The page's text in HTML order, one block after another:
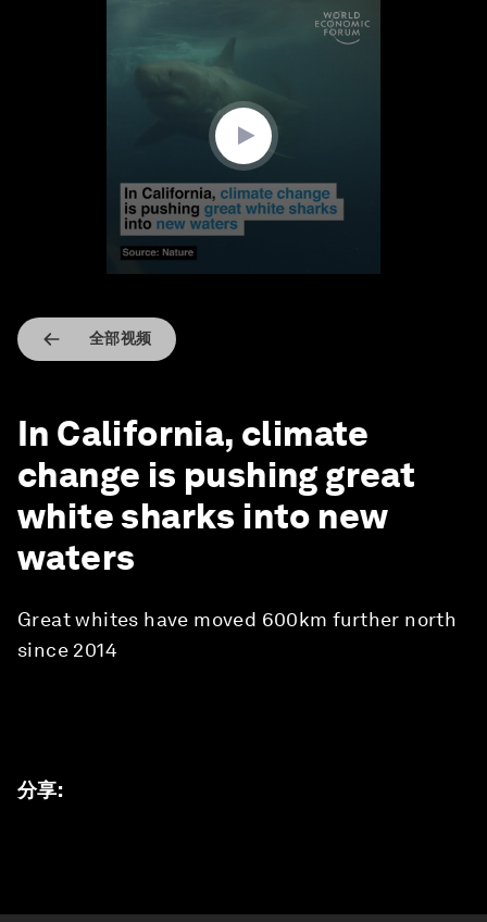
全部视频
In California, climate
change is pushing great
white sharks into new
waters
Great whites have moved 600km further north
since 2014
分享: